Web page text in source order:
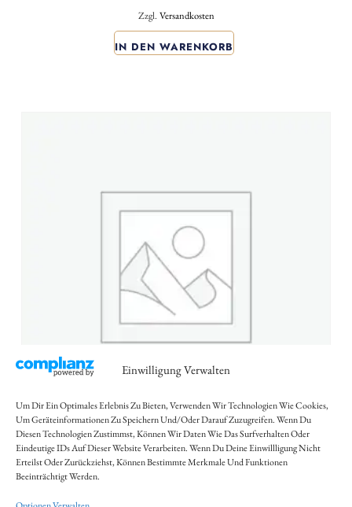
Einwilligung Verwalten
Um Dir Ein Optimales Erlebnis Zu Bieten, Verwenden Wir Technologien Wie Cookies,
Um Geräteinformationen Zu Speichern Und/oder Darauf Zuzugreifen. Wenn Du
Diesen Technologien Zustimmst, Können Wir Daten Wie Das Surfverhalten Oder
Eindeutige IDs Auf Dieser Website Verarbeiten. Wenn Du Deine Einwillligung Nicht
Erteilst Oder Zurückziehst, Können Bestimmte Merkmale Und Funktionen
Beeinträchtigt Werden.
Zzgl. Versandkosten
IN DEN WARENKORB
Naan